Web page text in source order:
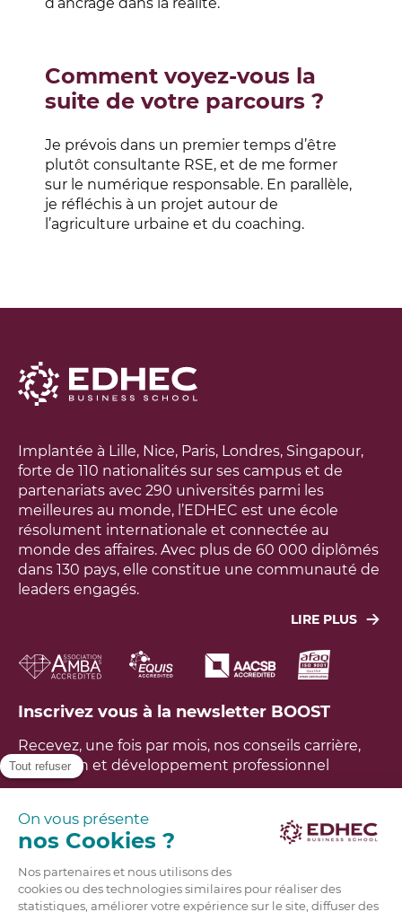
Comment voyez-vous la
suite de votre parcours ?
Je prévois dans un premier temps d’être
plutôt consultante RSE, et de me former
sur le numérique responsable. En parallèle,
je réfléchis à un projet autour de
l’agriculture urbaine et du coaching.
Implantée à Lille, Nice, Paris, Londres, Singapour,
forte de 110 nationalités sur ses campus et de
partenariats avec 290 universités parmi les
meilleures au monde, l’EDHEC est une école
résolument internationale et connectée au
monde des affaires. Avec plus de 60 000 diplômés
dans 130 pays, elle constitue une communauté de
leaders engagés.
LIRE PLUS
aux grands défis économiques, sociaux,
technologiques et environnementaux du monde.
une recherche utile à la société, aux entreprises et
aux étudiants. L’EDHEC est ainsi aujourd’hui tout à
la fois un lieu d’excellence, d’innovation,
d’expérience et de diversité, propre à impacter les
bouleversement. Avoir un impact positif sur le
monde est notre raison d’être.
En savoir plus
Inscrivez vous à la newsletter BOOST
Recevez, une fois par mois, nos conseils carrière,
formation et développement professionnel
Candidatez en ligne
Contactez-nous